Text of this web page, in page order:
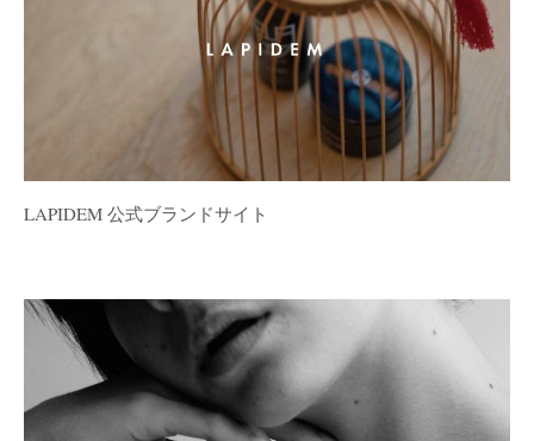
LAPIDEM 公式ブランドサイト